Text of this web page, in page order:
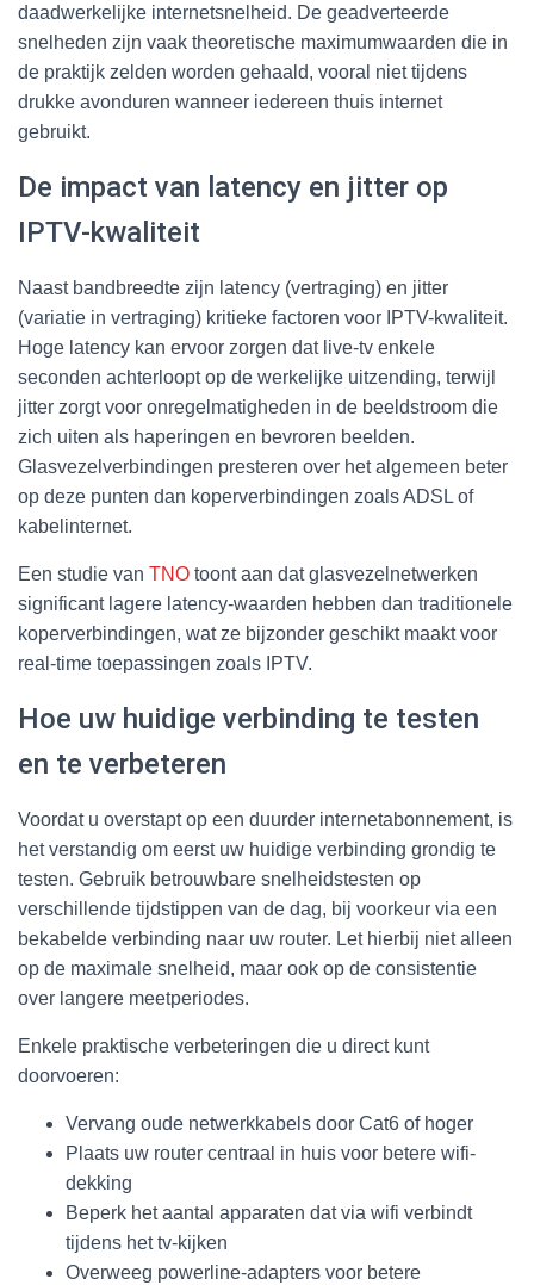
daadwerkelijke internetsnelheid. De geadverteerde
snelheden zijn vaak theoretische maximumwaarden die in
de praktijk zelden worden gehaald, vooral niet tijdens
drukke avonduren wanneer iedereen thuis internet
gebruikt.
De impact van latency en jitter op
IPTV-kwaliteit
Naast bandbreedte zijn latency (vertraging) en jitter
(variatie in vertraging) kritieke factoren voor IPTV-kwaliteit.
Hoge latency kan ervoor zorgen dat live-tv enkele
seconden achterloopt op de werkelijke uitzending, terwijl
jitter zorgt voor onregelmatigheden in de beeldstroom die
zich uiten als haperingen en bevroren beelden.
Glasvezelverbindingen presteren over het algemeen beter
op deze punten dan koperverbindingen zoals ADSL of
kabelinternet.
Een studie van TNO toont aan dat glasvezelnetwerken
significant lagere latency-waarden hebben dan traditionele
koperverbindingen, wat ze bijzonder geschikt maakt voor
real-time toepassingen zoals IPTV.
Hoe uw huidige verbinding te testen
en te verbeteren
Voordat u overstapt op een duurder internetabonnement, is
het verstandig om eerst uw huidige verbinding grondig te
testen. Gebruik betrouwbare snelheidstesten op
verschillende tijdstippen van de dag, bij voorkeur via een
bekabelde verbinding naar uw router. Let hierbij niet alleen
op de maximale snelheid, maar ook op de consistentie
over langere meetperiodes.
Enkele praktische verbeteringen die u direct kunt
doorvoeren:
Vervang oude netwerkkabels door Cat6 of hoger
Plaats uw router centraal in huis voor betere wifi-
dekking
Beperk het aantal apparaten dat via wifi verbindt
tijdens het tv-kijken
Overweeg powerline-adapters voor betere